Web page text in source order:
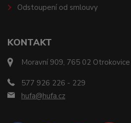
KONTAKT
Moravní 909, 765 02 Otrokovice
577 926 226 - 229
hufa@hufa.cz
Odstoupení od smlouvy